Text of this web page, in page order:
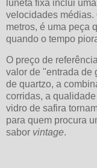
luneta fixa inclui
velocidades médias.
metros, é uma peça
quando o tempo
O preço de
valor de "entrada de
de quartzo, a
corridas, a
vidro de safira
para quem procura
sabor vintage.